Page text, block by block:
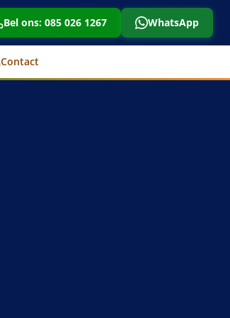
Bel ons: 085 026 1267 WhatsApp
Contact